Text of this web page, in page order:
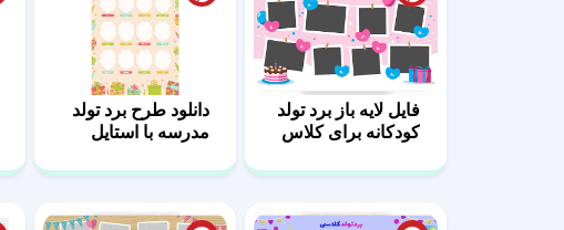
فایل لایه باز برد تولد
کودکانه برای کلاس
دانلود طرح برد تولد
مدرسه با استایل